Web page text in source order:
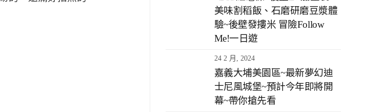
美味割稻飯、石磨研磨豆漿體
驗~後壁發摟米 冒險Follow
Me!一日遊
24 2 月, 2024
嘉義大埔美園區~最新夢幻迪
士尼風城堡~預計今年即將開
幕~帶你搶先看